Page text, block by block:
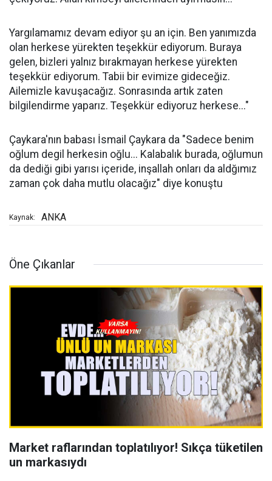
Yargılamamız devam ediyor şu an için. Ben yanımızda
olan herkese yürekten teşekkür ediyorum. Buraya
gelen, bizleri yalnız bırakmayan herkese yürekten
teşekkür ediyorum. Tabii bir evimize gideceğiz.
Ailemizle kavuşacağız. Sonrasında artık zaten
bilgilendirme yaparız. Teşekkür ediyoruz herkese..."
Çaykara'nın babası İsmail Çaykara da "Sadece benim
oğlum degil herkesin oğlu... Kalabalık burada, oğlumun
da dediği gibi yarısı içeride, inşallah onları da aldğımız
zaman çok daha mutlu olacağız" diye konuştu
Kaynak: ANKA
Öne Çıkanlar
Market raflarından toplatılıyor! Sıkça tüketilen
un markasıydı